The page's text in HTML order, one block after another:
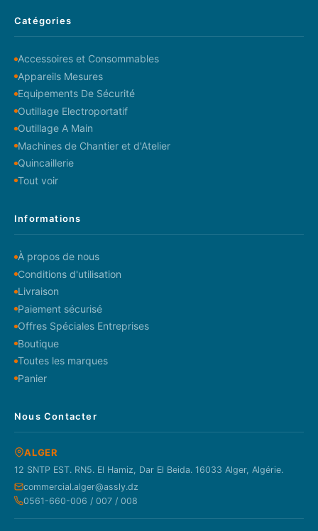
Catégories
Accessoires et Consommables
Appareils Mesures
Equipements De Sécurité
Outillage Electroportatif
Outillage A Main
Machines de Chantier et d'Atelier
Quincaillerie
Tout voir
Informations
À propos de nous
Conditions d'utilisation
Livraison
Paiement sécurisé
Offres Spéciales Entreprises
Boutique
Toutes les marques
Panier
Nous Contacter
ALGER
12 SNTP EST. RN5. El Hamiz, Dar El Beida. 16033 Alger, Algérie.
commercial.alger@assly.dz
0561-660-006 / 007 / 008